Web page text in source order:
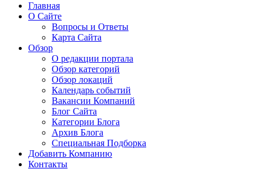
Главная
О Сайте
Вопросы и Ответы
Карта Сайта
Обзор
О редакции портала
Обзор категорий
Обзор локаций
Календарь событий
Вакансии Компаний
Блог Сайта
Категории Блога
Архив Блога
Специальная Подборка
Добавить Компанию
Контакты